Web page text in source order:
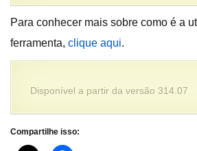
Para conhecer mais sobre como é a
ferramenta, clique aqui.
Disponível a partir da versão 314.07
Compartilhe isso: